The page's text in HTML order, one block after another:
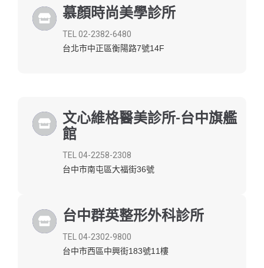
慕顏時尚美學診所
TEL 02-2382-6480
台北市中正區衡陽路7號14F
文心維格醫美診所-台中旗艦
館
TEL 04-2258-2308
台中市南屯區大福街36號
台中群英整形外科診所
TEL 04-2302-9800
台中市西區中興街183號11樓